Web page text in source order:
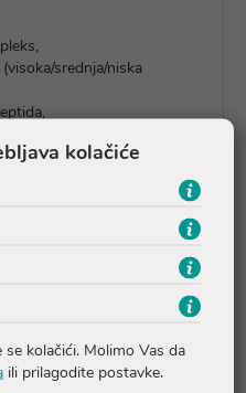
srednja/niska
kolačiće
kolačići. Molimo Vas da
ili prilagodite postavke.